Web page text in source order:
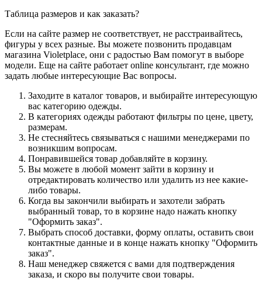
Таблица размеров и как заказать?
Если на сайте размер не соответствует, не расстраивайтесь,
фигуры у всех разные. Вы можете позвонить продавцам
магазина Violetplace, они с радостью Вам помогут в выборе
модели. Еще на сайте работает online консультант, где можно
задать любые интересующие Вас вопросы.
Заходите в каталог товаров, и выбирайте интересующую
вас категорию одежды.
В категориях одежды работают фильтры по цене, цвету,
размерам.
Не стесняйтесь связываться с нашими менеджерами по
возникшим вопросам.
Понравившейся товар добавляйте в корзину.
Вы можете в любой момент зайти в корзину и
отредактировать количество или удалить из нее какие-
либо товары.
Когда вы закончили выбирать и захотели забрать
выбранный товар, то в корзине надо нажать кнопку
"Оформить заказ".
Выбрать способ доставки, форму оплаты, оставить свои
контактные данные и в конце нажать кнопку "Оформить
заказ".
Наш менеджер свяжется с вами для подтверждения
заказа, и скоро вы получите свои товары.